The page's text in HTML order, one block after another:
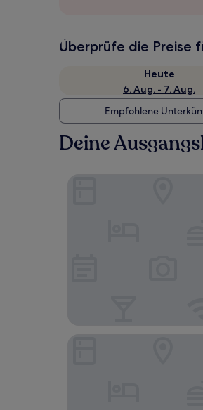
Überprüfe die Preise
Heute
6. Aug. - 7. Aug.
Empfohlene
Deine